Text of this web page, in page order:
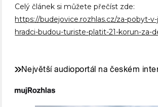
Celý článek si můžete přečíst zde:
https://budejovice.rozhlas.cz/za-pobyt-
hradci-budou-turiste-platit-21-korun-za-